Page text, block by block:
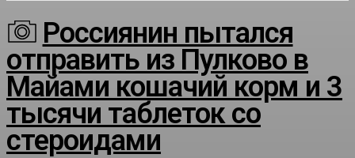
Россиянин пытался
отправить из Пулково в
Майами кошачий корм и 3
тысячи таблеток со
стероидами